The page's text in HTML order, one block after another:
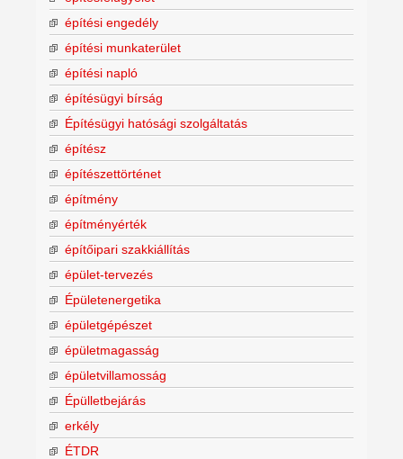
építési engedély
építési munkaterület
építési napló
építésügyi bírság
Építésügyi hatósági szolgáltatás
építész
építészettörténet
építmény
építményérték
építőipari szakkiállítás
épület-tervezés
Épületenergetika
épületgépészet
épületmagasság
épületvillamosság
Épülletbejárás
erkély
ÉTDR